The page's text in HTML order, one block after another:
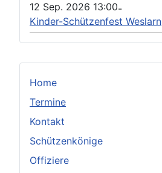
Home
Termine
Kontakt
Schützenkönige
Offiziere
12 Sep. 2026 13:00-
Kinder-Schützenfest Weslarn